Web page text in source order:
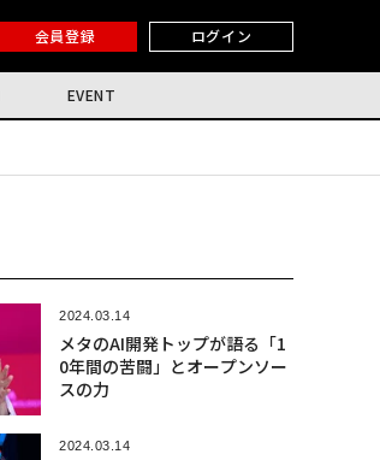
会員登録 ログイン
EVENT
2024.03.14
メタのAI開発トップが語る「1
0年間の苦闘」とオープンソー
スの力
2024.03.14